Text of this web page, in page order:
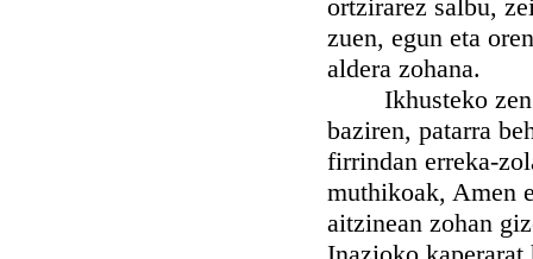
ortzirarez salbu,
zuen, egun eta
aldera zohana.
Ikhusteko zen
baziren, patarra
firrindan erreka-
muthikoak, Amen
aitzinean zohan